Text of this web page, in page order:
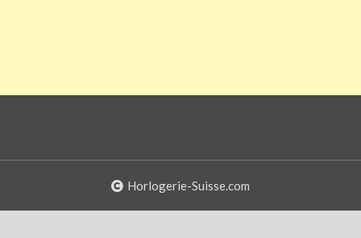
Horlogerie-Suisse.com